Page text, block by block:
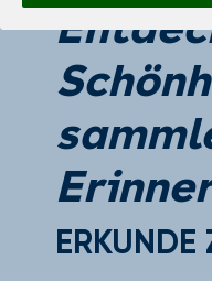
ERKUNDE